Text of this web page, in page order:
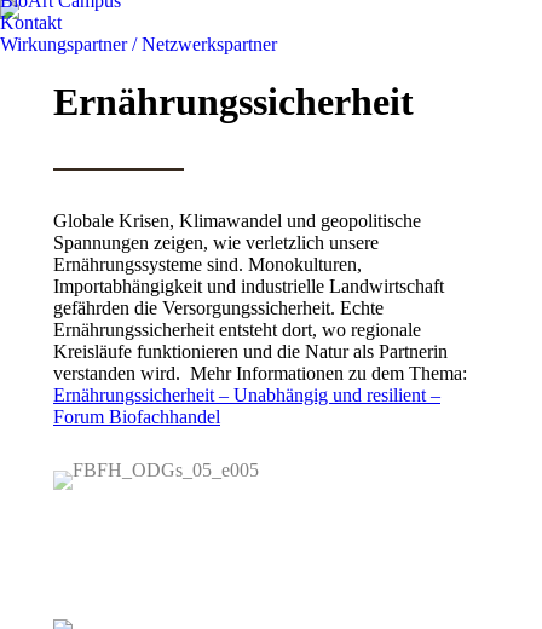
Kontakt
Wirkungspartner / Netzwerkspartner
Ernährungssicherheit
Globale Krisen, Klimawandel und geopolitische
Spannungen zeigen, wie verletzlich unsere
Ernährungssysteme sind. Monokulturen,
Importabhängigkeit und industrielle Landwirtschaft
gefährden die Versorgungssicherheit. Echte
Ernährungssicherheit entsteht dort, wo regionale
Kreisläufe funktionieren und die Natur als Partnerin
verstanden wird. Mehr Informationen zu dem Thema:
Ernährungssicherheit – Unabhängig und resilient –
Forum Biofachhandel